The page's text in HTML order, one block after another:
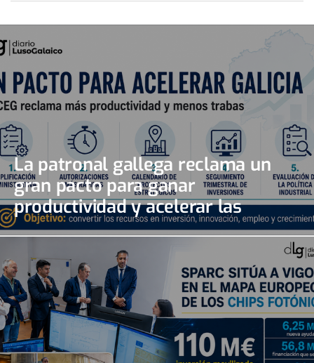
La patronal gallega reclama un
gran pacto para ganar
productividad y acelerar las
inversiones